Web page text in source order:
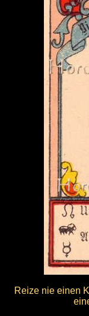
Reize nie einen